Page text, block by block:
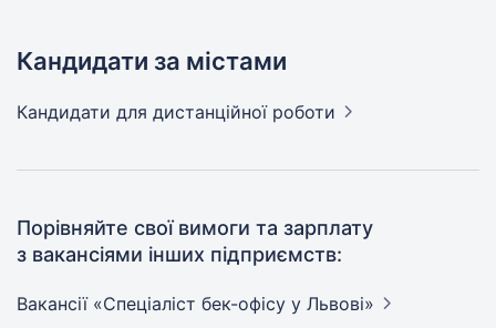
Кандидати за містами
Кандидати для дистанційної роботи
Порівняйте свої вимоги та зарплату
з вакансіями інших підприємств:
Вакансії «Спеціаліст бек-офісу у Львові»